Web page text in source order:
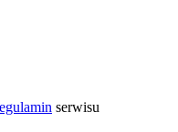
serwisu